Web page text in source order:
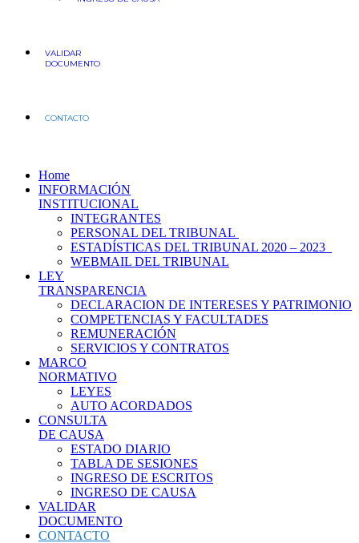
VALIDAR
DOCUMENTO
CONTACTO
Home
INFORMACIÓN
INSTITUCIONAL
INTEGRANTES
PERSONAL DEL TRIBUNAL
ESTADÍSTICAS DEL TRIBUNAL 2020 – 2023
WEBMAIL DEL TRIBUNAL
LEY
TRANSPARENCIA
DECLARACION DE INTERESES Y PATRIMONIO
COMPETENCIAS Y FACULTADES
REMUNERACIÓN
SERVICIOS Y CONTRATOS
MARCO
NORMATIVO
LEYES
AUTO ACORDADOS
CONSULTA
DE CAUSA
ESTADO DIARIO
TABLA DE SESIONES
INGRESO DE ESCRITOS
INGRESO DE CAUSA
VALIDAR
DOCUMENTO
CONTACTO